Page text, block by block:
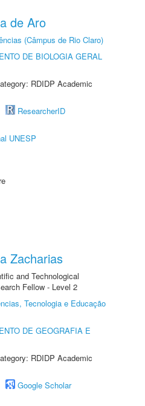
de Aro
(Câmpus de Rio Claro)
DE BIOLOGIA GERAL
RDIDP Academic
ResearcherID
UNESP
Zacharias
and Technological
Fellow - Level 2
Tecnologia e Educação
DE GEOGRAFIA E
RDIDP Academic
Google Scholar